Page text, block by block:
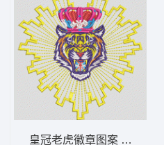
皇冠老虎徽章图案 虎头